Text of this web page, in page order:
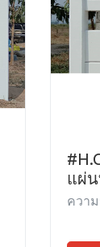
แผ่
ควา